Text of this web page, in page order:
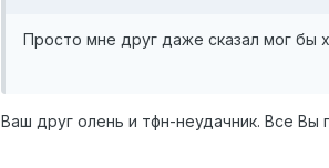
Просто мне друг даже сказал мог бы
Ваш друг олень и тфн-неудачник. Все Вы